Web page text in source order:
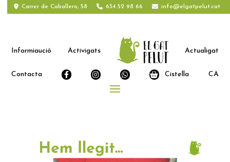
Carrer de Caballero, 58 634 52 98 66 info@elgatpelut.cat
Informiaució Activigats Actualigat
Contacta Cistella CA